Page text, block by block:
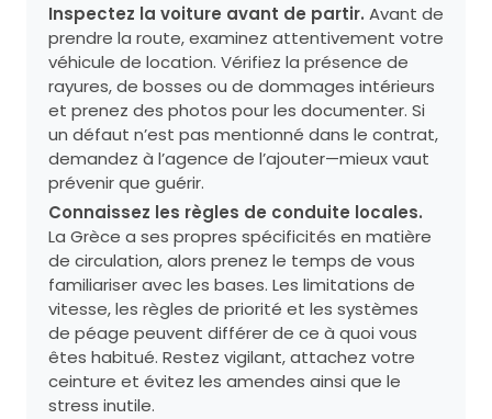
Inspectez la voiture avant de partir. Avant de
prendre la route, examinez attentivement votre
véhicule de location. Vérifiez la présence de
rayures, de bosses ou de dommages intérieurs
et prenez des photos pour les documenter. Si
un défaut n’est pas mentionné dans le contrat,
demandez à l’agence de l’ajouter—mieux vaut
prévenir que guérir.
Connaissez les règles de conduite locales.
La Grèce a ses propres spécificités en matière
de circulation, alors prenez le temps de vous
familiariser avec les bases. Les limitations de
vitesse, les règles de priorité et les systèmes
de péage peuvent différer de ce à quoi vous
êtes habitué. Restez vigilant, attachez votre
ceinture et évitez les amendes ainsi que le
stress inutile.